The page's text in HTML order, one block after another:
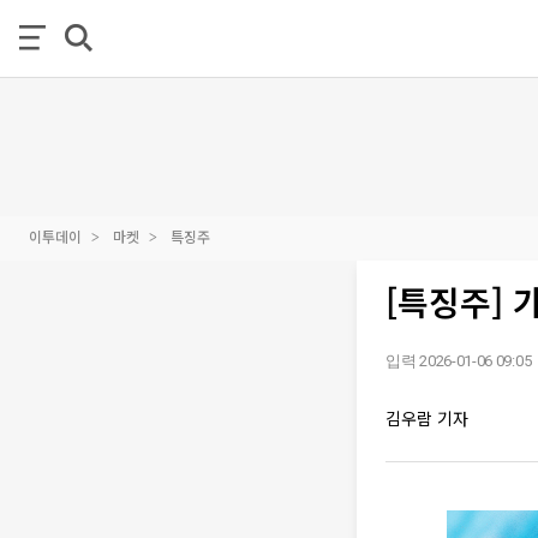
이투데이 마켓 특징주
[특징주]
입력 2026-01-06 09:05
김우람 기자